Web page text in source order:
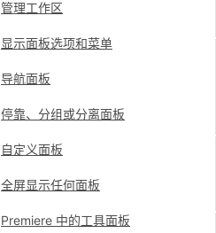
管理工作区
显示面板选项和菜单
导航面板
停靠、分组或分离面板
自定义面板
全屏显示任何面板
Premiere 中的工具面板